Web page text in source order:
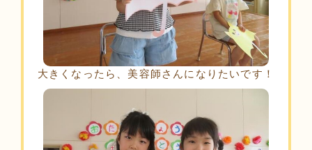
大きくなったら、美容師さんになりたいです！